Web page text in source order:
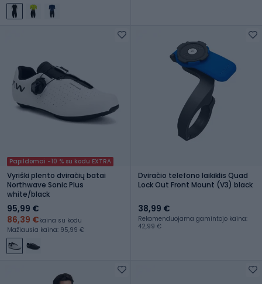
Papildomai -10 % su kodu EXTRA
Vyriški plento dviračių batai
Northwave Sonic Plus
white/black
95,99 €
86,39 €kaina su kodu
Mažiausia kaina: 95,99 €
Dviračio telefono laikiklis Quad
Lock Out Front Mount (V3) black
38,99 €
Rekomenduojama gamintojo kaina:
42,99 €